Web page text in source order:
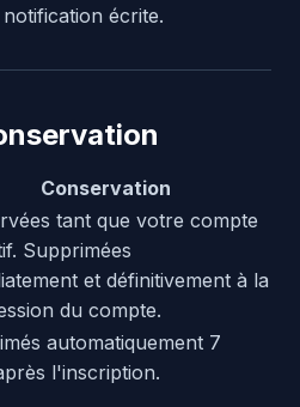
écrite.
Conservation
tant que votre compte
Supprimées
et définitivement à la
du compte.
automatiquement 7
l'inscription.